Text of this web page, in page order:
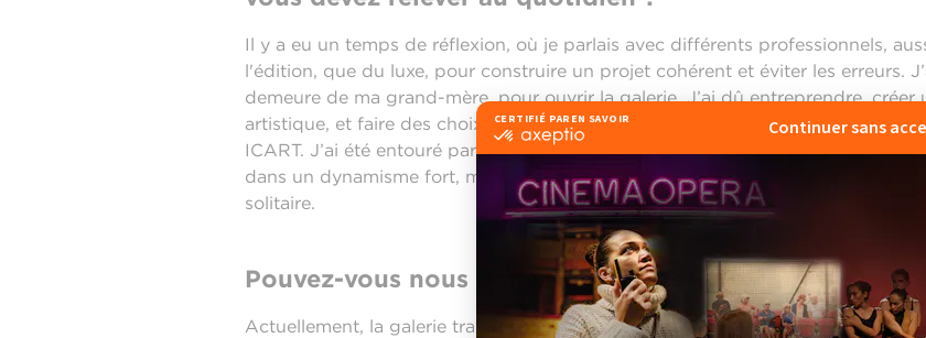
Il y a eu un temps de réflexion, où je parlais avec différents professionnels,
l'édition, que du luxe, pour construire un projet cohérent et éviter les erreurs.
demeure de ma grand-mère, pour ouvrir la galerie. J’ai dû entreprendre, créer
artistique, et faire des choix pour y aboutir. Tout en continuant mes études à
ICART. J’ai été entouré par ma famille et par des professionnels à chaque
dans un dynamisme fort, mais une fois l’ouverture de la galerie passée, le
solitaire.
Pouvez-vous nous parler des artistes, expositions,…
Actuellement, la galerie travaille avec 5 artistes, Denis Brihat, le parrain de la